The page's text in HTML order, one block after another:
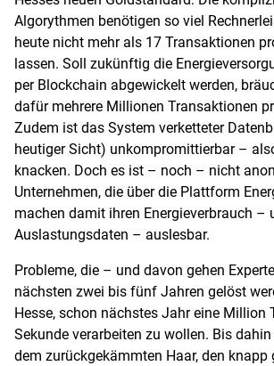
Algorythmen benötigen so viel
heute nicht mehr als 17 Transaktionen
lassen. Soll zukünftig die
per Blockchain abgewickelt werden,
dafür mehrere Millionen Transaktionen
Zudem ist das System verketteter
heutiger Sicht) unkompromittierbar –
knacken. Doch es ist – noch – nicht
Unternehmen, die über die Plattform
machen damit ihren Energieverbrauch –
Auslastungsdaten – auslesbar.
Probleme, die – und davon gehen
nächsten zwei bis fünf Jahren gelöst
Hesse, schon nächstes Jahr eine Million
Sekunde verarbeiten zu wollen. Bis
dem zurückgekämmten Haar, den knapp